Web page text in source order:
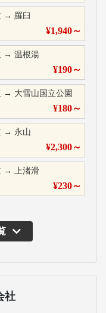
→羅臼
¥1,940～
→温根湯
¥190～
→ 大雪山国立公園
¥180～
→ 永山
¥2,300～
→上渚滑
¥230～
社